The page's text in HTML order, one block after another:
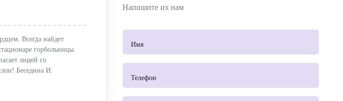
Всегда найдет
горбольницы.
людей со
Беседина И.
Напишите их нам